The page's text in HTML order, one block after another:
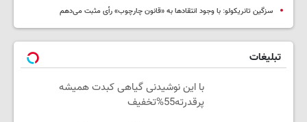
سزگین تانریکولو: با وجود انتقادها به «قانون چارچوب» رأی مثبت می‌دهم
تبلیغات
با این نوشیدنی گیاهی کبدت همیشه
پرقدرته55%تخفیف